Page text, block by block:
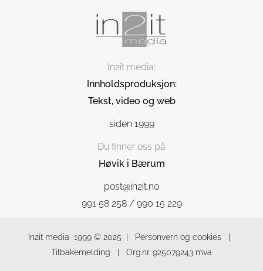
In2it media:
Innholdsproduksjon:
Tekst, video og web
siden 1999
Du finner oss på
Høvik i Bærum
post@in2it.no
991 58 258/ 990 15 229
In2it media 1999 © 2025 | Personvern og cookies
Tilbakemelding | Org.nr. 925079243 mva